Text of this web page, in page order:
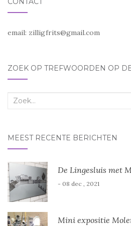
w
v
s
e
o
p
d
)
s
e
o
email: zilligfrits@gmail.com
ZOEK OP TREFWOORDEN OP
Zoek
MEEST RECENTE BERICHTEN
De Lingesluis met
- 08 dec , 2021
Mini expositie